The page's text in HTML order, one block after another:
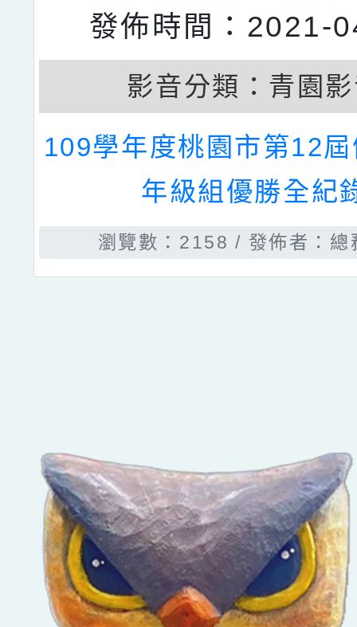
發佈時間：2021-
影音分類： 青園
109學年度桃園市第12
年級組優勝全紀
瀏覽數：2158 發佈者：總